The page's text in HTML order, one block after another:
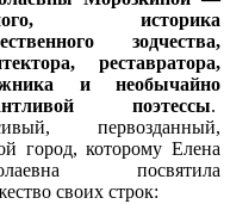
историка
зодчества,
реставратора,
и необычайно
поэтессы.
первозданный,
город, которому Елена
посвятила
своих строк: